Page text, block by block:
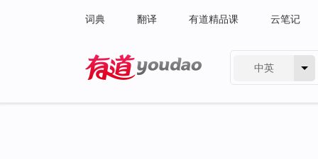
词典 翻译 有道精品课 云笔记
中英